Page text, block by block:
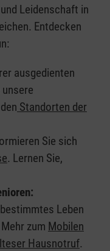
Leidenschaft in
Entdecken
ausgedienten
Standorten der
Sie sich
. Lernen Sie,
Leben
zum Mobilen
Hausnotruf.